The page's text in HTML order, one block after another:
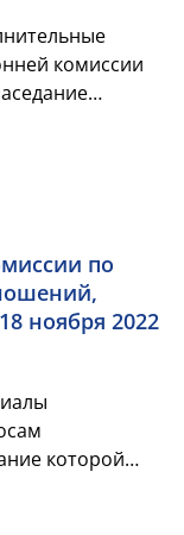
комиссии
по
ноября 2022
которой